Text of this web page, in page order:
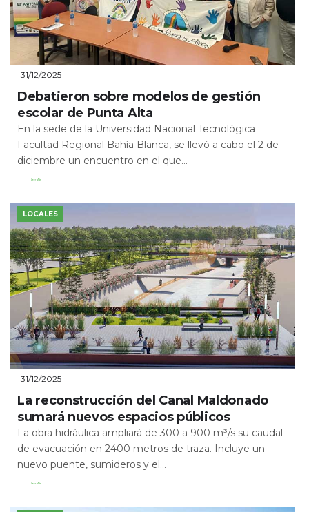
31/12/2025
Debatieron sobre modelos de gestión
escolar de Punta Alta
En la sede de la Universidad Nacional Tecnológica
Facultad Regional Bahía Blanca, se llevó a cabo el 2 de
diciembre un encuentro en el que...
Leer Más
LOCALES
31/12/2025
La reconstrucción del Canal Maldonado
sumará nuevos espacios públicos
La obra hidráulica ampliará de 300 a 900 m³/s su caudal
de evacuación en 2400 metros de traza. Incluye un
nuevo puente, sumideros y el...
Leer Más